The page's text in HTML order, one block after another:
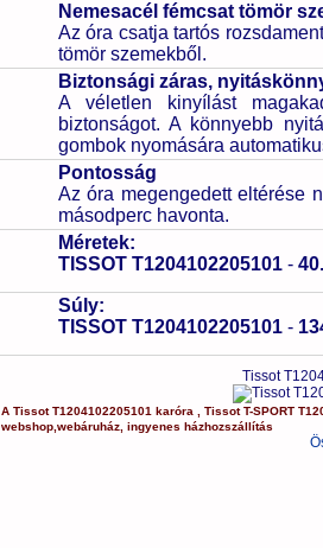
Nemesacél fémcsat tömör
Az óra csatja tartós
tömör szemekből.
Biztonsági záras,
A véletlen kinyílást
biztonságot. A könnyebb
gombok nyomására
Pontosság
Az óra megengedett eltérése
másodperc havonta.
Méretek:
TISSOT T1204102205101 -
Súly:
TISSOT T1204102205101 -
Tissot
ATissot T1204102205101 karóra ,Tissot T-SPORT
webshop ,webáruház ,ingyenes házhozszállítás